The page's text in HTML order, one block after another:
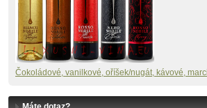
Čokoládové, vanilkové, oříšek/nugát, kávové,